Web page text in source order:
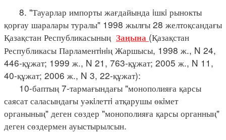
8. "Тауарлар импорты жағдайында iшкi рынокты
қорғау шаралары туралы" 1998 жылғы 28 желтоқсандағы
Қазақстан Республикасының Заңына (Қазақстан
Республикасы Парламентiнiң Жаршысы, 1998 ж., N 24,
446-құжат; 1999 ж., N 21, 763-құжат; 2005 ж., N 11,
40-құжат; 2006 ж., N 3, 22-құжат):
10-баптың 7-тармағындағы "монополияға қарсы
саясат саласындағы уәкiлеттi атқарушы өкiмет
органының" деген сөздер "монополияға қарсы органның"
деген сөздермен ауыстырылсын.